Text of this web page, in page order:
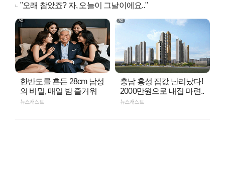
"오래 참았죠? 자, 오늘이 그날이에요.."
한반도를 흔든 28cm 남성
의 비밀, 매일 밤 즐거워
뉴스캐스트
충남 홍성 집값 난리났다!
2000만원으로 내집 마련..
뉴스캐스트